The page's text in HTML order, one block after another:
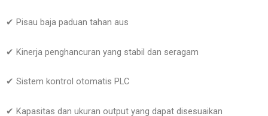
✔ Pisau baja paduan tahan aus
✔ Kinerja penghancuran yang stabil dan seragam
✔ Sistem kontrol otomatis PLC
✔ Kapasitas dan ukuran output yang dapat disesuaikan